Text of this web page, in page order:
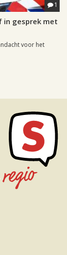
1
in gesprek met
voor het